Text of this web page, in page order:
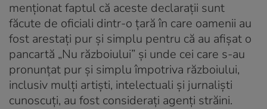
menționat faptul că aceste declarații sunt
făcute de oficiali dintr-o țară în care oamenii au
fost arestați pur și simplu pentru că au afișat o
pancartă „Nu războiului” și unde cei care s-au
pronunțat pur și simplu împotriva războiului,
inclusiv mulți artiști, intelectuali și jurnaliști
cunoscuți, au fost considerați agenți străini.